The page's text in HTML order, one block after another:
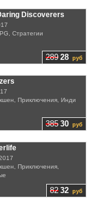
289 28 руб
Discoverers
Стратегии
385 30 руб
Приключения, Инди
82 32 руб
Приключения,